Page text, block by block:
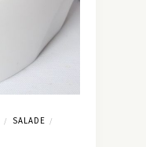
/ SALADE /